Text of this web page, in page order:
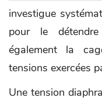
investigue
pour le
également la
tensions exercées
Une tension